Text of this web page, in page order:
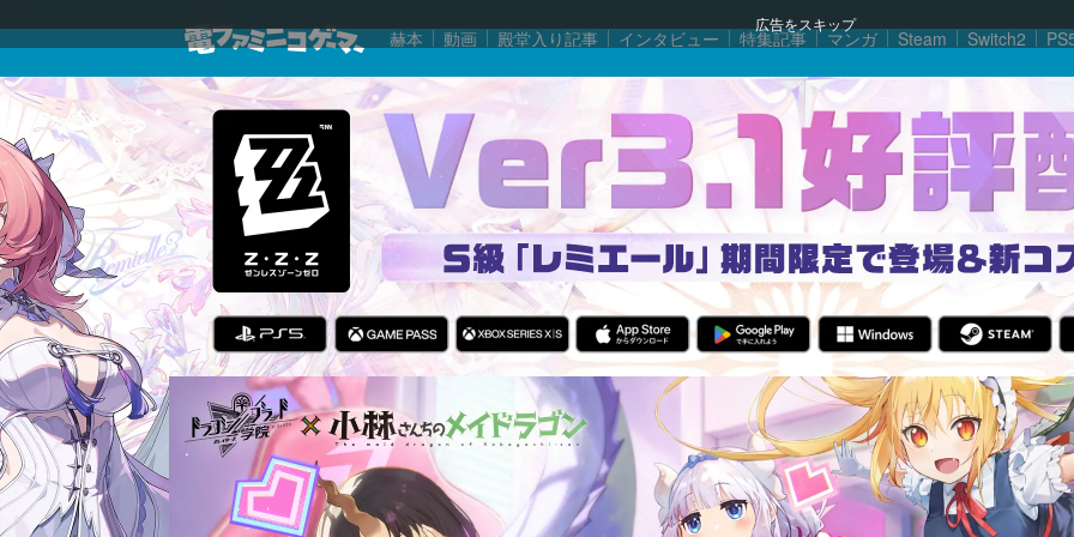
広告をスキップ
赫本 動画 殿堂入り記事 インタビュー 特集記事 マンガ Steam Switch2